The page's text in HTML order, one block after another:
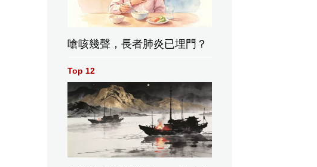
嗆咳幾聲，長者肺炎已埋門？
Top 12